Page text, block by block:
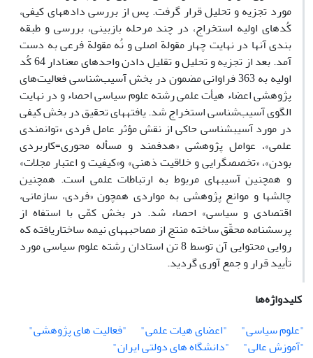
مورد تجزیه و تحلیل قرار گرفت. پس از بررسی دادههای کیفی،
کُدهای اولیه استخراج، در چند مرحله بازبینی، ‏بررسی و طبقه
بندی آنها در نهایت چهار مقولة اصلی و نُه مقولة فرعی به دست
آمد. بعد از تجزیه و تحلیل و تقلیل دادن واحدهای معنادار ‏‏64 کُد
اولیه به 363 فراوانی مضمون در بخش آسیب‌شناسی فعالیت‌های
پژوهشی اعضاء هیأت علمی رشته علوم سیاسی احصاء و در نهایت
‏الگوی آسیب‌شناسی استخراج شد. یافتههای تحقیق در بخش کیفی
در مورد آسیبشناسی حاکی از نقش مؤثر عامل فردی «توانمندی
‏علمی»، عوامل پژوهشی «‏هدفمند و مسأله محوری‏‏=‏‏‏‏کاربردی
بودن»، «‏تخصصگرایی و خلاقیت ذهنی» و‏«کیفیت و اعتبار مجلات»
و ‏همچنین آسیبهای مربوط به ‏ارتباطات علمی است. همچنین
چالشها و موانع پژوهشی به مواردی همچون «فردی، سازمانی،
اقتصادی و ‏سیاسی» احصاء شد. در بخش کمّی با استفاه از
پرسشنامه محقّق ساخته منتج از مصاحبههای نیمه ساختاریافته که
روایی محتوایی آن توسط 8 ‏تن استادان رشته علوم سیاسی مورد
تأیید قرار و جمع آوری گردید.
کلیدواژه‌ها
"علوم سیاسی"
"اعضای هیات علمی"
"فعالیت های پژوهشی"
"آموزش عالی"
"دانشگاه های دولتی ایران"